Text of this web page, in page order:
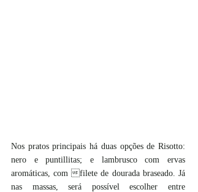
Nos pratos principais há duas opções de Risotto:
nero e puntillitas; e lambrusco com ervas
aromáticas, com filete de dourada braseado. Já
nas massas, será possível escolher entre